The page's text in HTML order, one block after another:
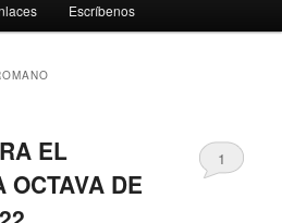
Escríbenos
EL
OCTAVA DE
1